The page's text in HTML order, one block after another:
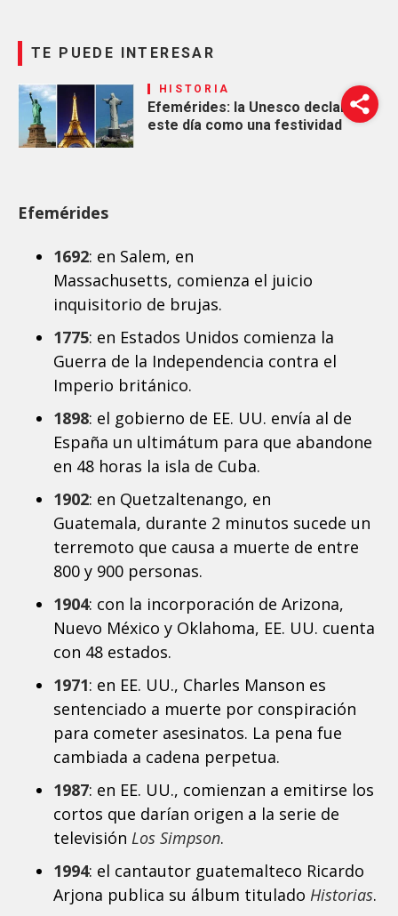
TE PUEDE INTERESAR
HISTORIA
Efemérides: la Unesco declaró
este día como una festividad
Efemérides
1692: en Salem, en
Massachusetts, comienza el juicio
inquisitorio de brujas.
1775: en Estados Unidos comienza la
Guerra de la Independencia contra el
Imperio británico.
1898: el gobierno de EE. UU. envía al de
España un ultimátum para que abandone
en 48 horas la isla de Cuba.
1902: en Quetzaltenango, en
Guatemala, durante 2 minutos sucede un
terremoto que causa a muerte de entre
800 y 900 personas.
1904: con la incorporación de Arizona,
Nuevo México y Oklahoma, EE. UU. cuenta
con 48 estados.
1971: en EE. UU., Charles Manson es
sentenciado a muerte por conspiración
para cometer asesinatos. La pena fue
cambiada a cadena perpetua.
1987: en EE. UU., comienzan a emitirse los
cortos que darían origen a la serie de
televisión Los Simpson.
1994: el cantautor guatemalteco Ricardo
Arjona publica su álbum titulado Historias.